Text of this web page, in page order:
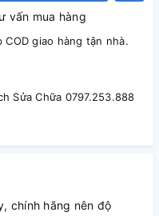
vấn mua hàng
giao hàng tận nhà.
Sửa Chữa 0797.253.888
chính hãng nên độ